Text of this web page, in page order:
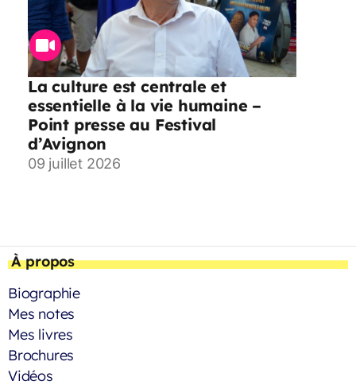
La culture est centrale et
essentielle à la vie humaine –
Point presse au Festival
d’Avignon
09 juillet 2026
À propos
Biographie
Mes notes
Mes livres
Brochures
Vidéos